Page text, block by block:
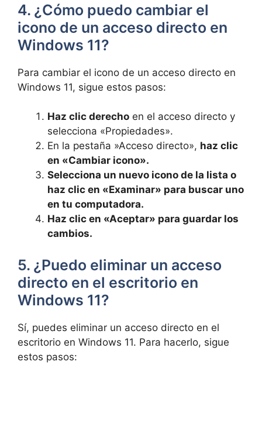
4. ¿Cómo puedo cambiar ⁣el
icono de un acceso directo en
Windows ‍11?
Para cambiar el icono de ​un acceso directo en
Windows 11,⁢ sigue estos pasos:
Haz clic derecho ⁤en el acceso directo y
selecciona «Propiedades».
En la pestaña ⁣»Acceso directo», haz clic
en «Cambiar icono».
Selecciona un nuevo icono de la lista o
haz clic en «Examinar» para ⁤buscar uno
en tu computadora.
Haz clic‌ en «Aceptar» para guardar los
cambios.
5. ¿Puedo⁤ eliminar un ⁤acceso
directo⁢ en el escritorio en
Windows 11?
Sí, puedes eliminar un acceso⁢ directo en el
escritorio en Windows 11. Para hacerlo, sigue
estos pasos: